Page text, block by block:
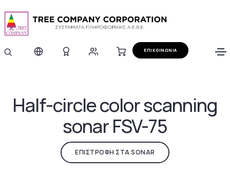
ΕΠΙΚΟΙΝΩΝΙΑ
Half-circle color scanning
sonar FSV-75
ΕΠΙΣΤΡΟΦΗ ΣΤΑ SONAR